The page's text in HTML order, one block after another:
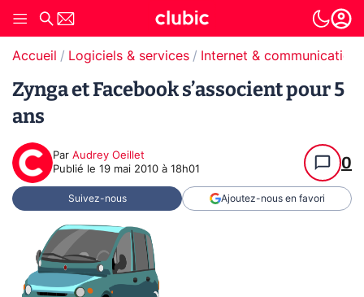
Accueil Logiciels & services Internet & communication
Zynga et Facebook s’associent pour 5
ans
Par Audrey Oeillet
Publié le 19 mai 2010 à 18h01 0
Suivez-nous Ajoutez-nous en favori